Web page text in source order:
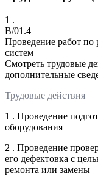
1 .
B/01.4
Проведение работ по
систем
Смотреть трудовые
дополнительные
Трудовые действия
1 . Проведение
оборудования
2 . Проведение
его дефектовка с
ремонта или замены